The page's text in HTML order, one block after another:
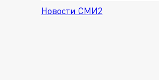
Новости СМИ2